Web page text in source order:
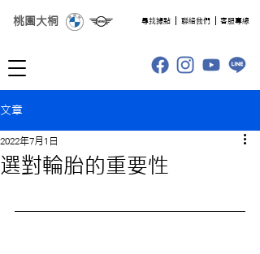
桃園大桐 ​尋找據點 聯絡我們 客服專線
文章
選對輪胎的重要性
2022年7月1日